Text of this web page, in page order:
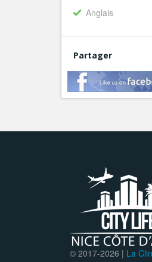
Anglais
Partager
© 2017-2026 | La